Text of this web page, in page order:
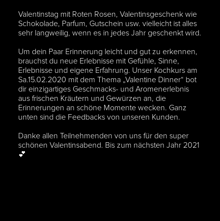
Valentinstag mit Roten Rosen, Valentinsgeschenk wie
Schokolade, Parfum, Gutschein usw. vielleicht ist alles
sehr langweilig, wenn es in jedes Jahr geschenkt wird.
Um dein Paar Erinnerung leicht und gut zu erkennen,
brauchst du neue Erlebnisse mit Gefühle, Sinne,
Erlebnisse und eigene Erfahrung. Unser Kochkurs am
Sa.15.02.2020 mit dem Thema „Valentine Dinner“ bot
dir einzigartiges Geschmacks- und Aromenerlebnis
aus frischen Kräutern und Gewürzen an, die
Erinnerungen an schöne Momente wecken. Ganz
unten sind die Feedbacks von unseren Kunden.
Danke allen Teilnehmenden von uns für den super
schönen Valentinsabend. Bis zum nächsten Jahr 2021
💕